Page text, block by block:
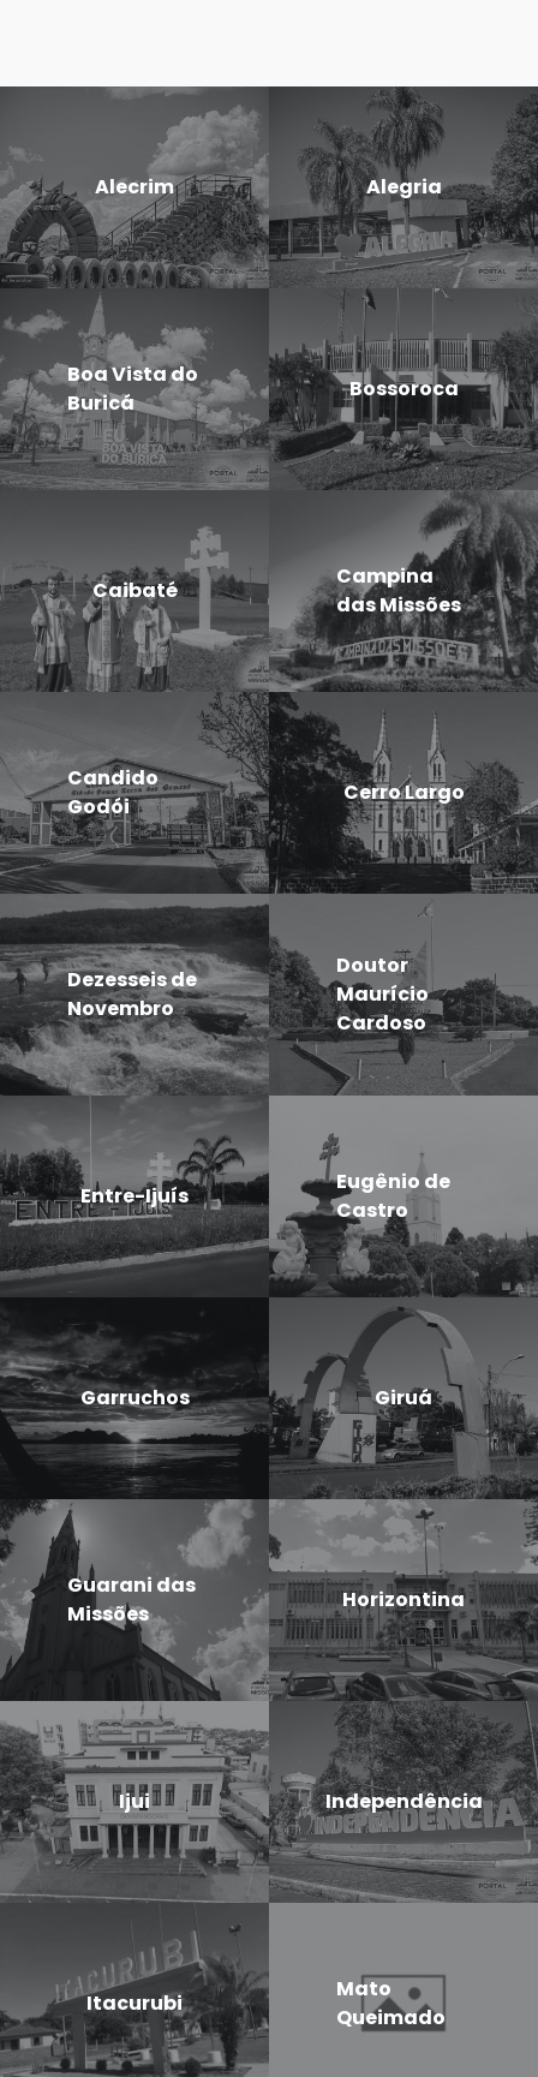
Alecrim Alegria
Boa Vista do
Buricá
Bossoroca
Caibaté
Campina
das Missões
Candido
Godói
Cerro Largo
Dezesseis de
Novembro
Doutor
Maurício
Cardoso
Entre-Ijuís
Eugênio de
Castro
Garruchos Giruá
Guarani das
Missões
Horizontina
Ijui Independência
Itacurubi
Mato
Queimado